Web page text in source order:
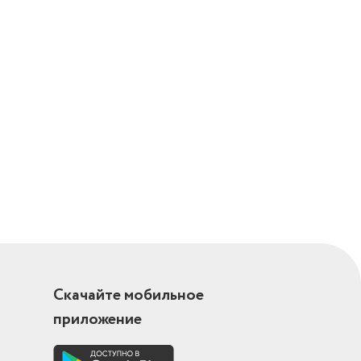
Скачайте мобильное
приложение